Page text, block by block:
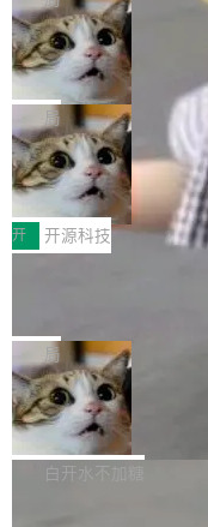
现实 过去两年，CIO们
一是如何让大模型和智
向生产，二是如何让测
设置，如果用布尔值 +
ean 表示是否可切换，
色方案、深色方案——会
合。方案缺了、配置冲
哪些组合有效，作者说
者部落知识"。 换个写法
变体：Switchable...
个"AI 知识库 + 聊天机
做，没什么新鲜的。 但
r 上把事情说清楚了：
re OS，一个带连接器的
有科技公司做的一样。
样。这是 Sandstorm.io
那个创业公司。不同的
lare Workers 上——我花
——并且深度集成了 AI。
Deno 团队开源 Celld
布式 Durable Objects
Ryan Dahl 领导的
目 Celld，一个能在自
Workers 和 Durable
计思路很直接：每个对
数据库，按名称寻址，
存储库里。节点之间只
没有控制平面，没有共
个小型数据库，应用天
库的竞争和爆炸半径问
了。 闲置的 cell 会休眠
l 迁移或唤醒时，新宿主
库继续执行。存储库是持
局
鲁大师7月新机性能/
性能、流畅双第一，三
新折叠缺席
2026年7月的手机市场
增，手机厂商的日子也不
放缓，因此硝烟味淡了
高价的三星折叠（三星
Fold8 / Z Flip8）外，其
例如iQOO Z11i、
te 17 Pro、OPPO K15
样的次旗舰。 Galaxy Z
Z Flip8三款折叠屏新机
部搭载骁龙8 Elite Gen5
开 开源科技
Zed 编辑器团队发布了
个在 git commit 之间记
本控制系统。目前处于
ltaDB 的核心思路直接写
眼的位置：「Software
mits」——软件是在
局
SpaceXAI 单季资本开
根据风险投资人Tomer
析）披露的最新分析与
白开水不加糖